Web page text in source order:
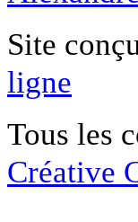
Site
ligne
Tous les
Créative